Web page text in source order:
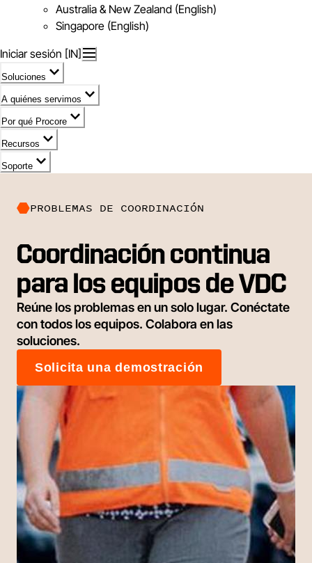
Australia & New Zealand (English)
Singapore (English)
Iniciar sesión [IN]
Soluciones
A quiénes servimos
Por qué Procore
Recursos
Soporte
PROBLEMAS DE COORDINACIÓN
Coordinación continua
para los equipos de VDC
Reúne los problemas en un solo lugar. Conéctate
con todos los equipos. Colabora en las
soluciones.
Solicita una demostración